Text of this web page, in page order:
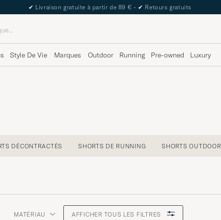
The Care of Carl Passport
Style De Vie Marques Outdoor Running Pre-owned Luxury
DÉCONTRACTÉS SHORTS DE RUNNING SHORTS OUTDOOR
MATÉRIAU AFFICHER TOUS LES FILTRES